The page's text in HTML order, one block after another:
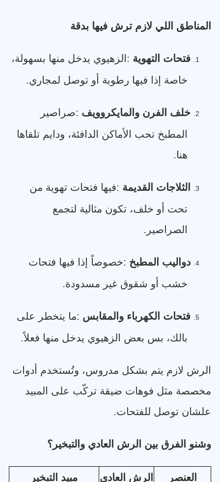
المناطق اللي لازم ترش فيها بدقة
1. فتحات التهوية : الزهيوي يدخل منها بسهولة،
خاصة إذا فيها رطوبة أو توصل لمجاري.
2. خلف الفرن والمايكروويف :صراصير
المطبخ تحب الأماكن الدافئة، ودايم تلقاها
هنا.
3. الثلاجات القديمة :فيها فتحات تهوية من
تحت أو خلف، تكون مثالية لتجمع
الصراصير .
4. دواليب المطبخ :خصوصاً إذا فيها فتحات
خشب أو شقوق غير مسدودة.
5. فتحات الكهرباء والمقابس :ما يتخطر على
بالك، بس بعض الزهيوي يدخل منها فعلاً.
الرش لازم يتم بشكل مدروس، وتُستخدم أدوات
مخصصة مثل فوهات ضيقة تركّب على المبيد
علشان توصل للفتحات.
وشنو الفرق بين الرش العادي والتبخير؟
العنصر الرش العادي مبيد التبخير